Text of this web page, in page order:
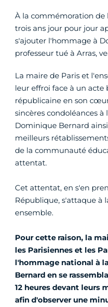
À la commémoration de
trois ans jour pour jour
s'ajouter l'hommage à
professeur tué à Arras,
La maire de Paris et
leur effroi face à un
républicaine en son
sincères condoléances
Dominique Bernard
meilleurs
de la communauté
attentat.
Cet attentat, en s'en
République, s'attaque à
ensemble.
Pour cette raison, la
les Parisiennes et les
l'hommage national à
Bernard en se
12 heures devant leurs
afin d'observer une